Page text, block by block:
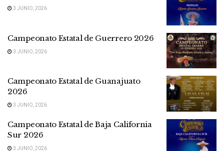
3 JUNIO, 2026
Campeonato Estatal de Guerrero 2026
3 JUNIO, 2026
Campeonato Estatal de Guanajuato
2026
3 JUNIO, 2026
Campeonato Estatal de Baja California
Sur 2026
3 JUNIO, 2026